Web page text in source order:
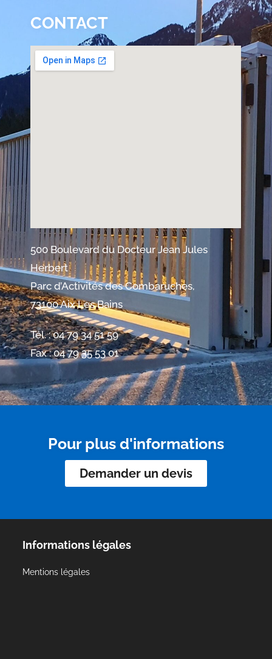
CONTACT
500 Boulevard du Docteur Jean Jules
Herbert
Parc d’Activités des Combaruches,
73100 Aix Les Bains
Tél. : 04 79 34 51 59
Fax : 04 79 35 53 01
Pour plus d'informations
Demander un devis
Informations légales
Mentions légales